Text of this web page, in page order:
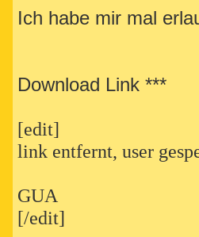
Ich habe mir mal
Download Link ***
[edit]
link entfernt, user
GUA
[/edit]